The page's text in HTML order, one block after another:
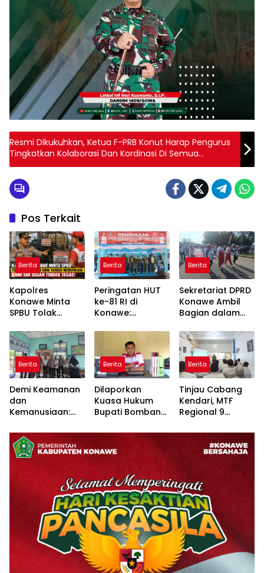
Resmi Dikukuhkan, Ketua F-PRB Konut Harap Pengurus
Tingkatkan Kolaborasi Dan Kordinasi Di Semua
Stakeholder
Pos Terkait
Berita
Kapolres
Konawe Minta
SPBU Tolak
Tangki
Modifikasi: Kami
Tak Segan
Tindak Tegas!
Berita
Peringatan HUT
ke-81 RI di
Konawe:
Tampilkan
Sinergitas dan
Semarak
Kebangsaan
Berita
Sekretariat DPRD
Konawe Ambil
Bagian dalam
Sekwan
Tekankan Makna
Kemerdekaan
Berita
Demi Keamanan
dan
Kemanusiaan:
Konawe dan
Dinsos Bersatu
Tangani ODGJ
Berita
Dilaporkan
Kuasa Hukum
Bupati Bombana:
Suara “Kami
Tidak Pernah
Menutup Ruang
Hak Jawab”
Berita
Tinjau Cabang
Kendari, MTF
Regional 9
Pertumbuhan
Bisnis di Sultra